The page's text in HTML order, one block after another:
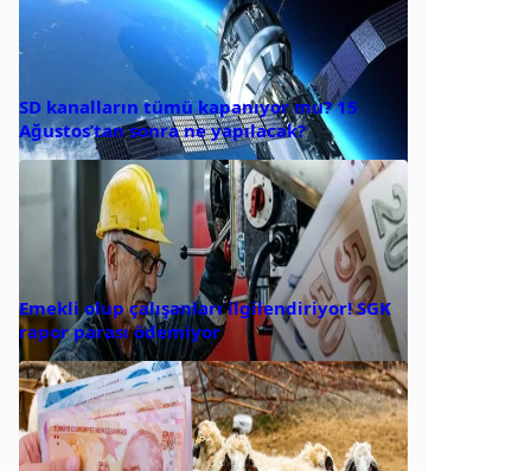
SD kanalların tümü kapanıyor mu? 15
Ağustos’tan sonra ne yapılacak?
Emekli olup çalışanları ilgilendiriyor! SGK
rapor parası ödemiyor